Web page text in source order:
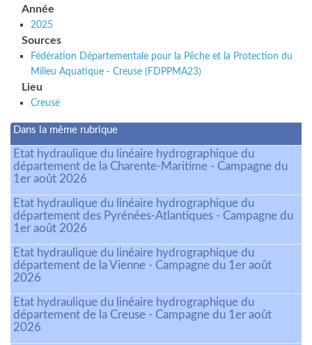
Année
2025
Sources
Fédération Départementale pour la Pêche et la Protection du
Milieu Aquatique - Creuse (FDPPMA23)
Lieu
Creuse
Dans la même rubrique
Etat hydraulique du linéaire hydrographique du
département de la Charente-Maritime - Campagne du
1er août 2026
Etat hydraulique du linéaire hydrographique du
département des Pyrénées-Atlantiques - Campagne du
1er août 2026
Etat hydraulique du linéaire hydrographique du
département de la Vienne - Campagne du 1er août
2026
Etat hydraulique du linéaire hydrographique du
département de la Creuse - Campagne du 1er août
2026